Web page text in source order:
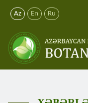
Az En Ru